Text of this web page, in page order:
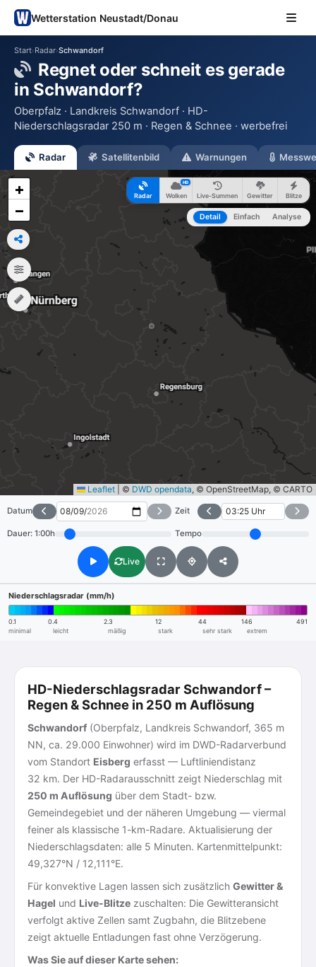
Wetterstation Neustadt/Donau
Start›Radar›Schwandorf
Regnet oder schneit es gerade
in Schwandorf?
Oberpfalz · Landkreis Schwandorf · HD-
Niederschlagsradar 250 m · Regen & Schnee · werbefrei
Radar Satellitenbild Warnungen
Radar Wolken
HD
Live-Summen Gewitter Blitze
Detail Einfach Analyse
+
−
Leaflet © DWD opendata, © OpenStreetMap, © CARTO
Datum Zeit
Dauer: 1:00h Tempo
Live
Niederschlagsradar (mm/h)
0.1 0.4 2.3 12 44 146
491
minimal
leicht mäßig stark sehr stark extrem
HD-Niederschlagsradar Schwandorf –
Regen & Schnee in 250 m Auflösung
Schwandorf (Oberpfalz, Landkreis Schwandorf, 365 m
NN, ca. 29.000 Einwohner) wird im DWD-Radarverbund
vom Standort Eisberg erfasst — Luftliniendistanz
32 km. Der HD-Radarausschnitt zeigt Niederschlag mit
250 m Auflösung über dem Stadt- bzw.
Gemeindegebiet und der näheren Umgebung — viermal
feiner als klassische 1-km-Radare. Aktualisierung der
Niederschlagsdaten: alle 5 Minuten. Kartenmittelpunkt:
49,327°N / 12,111°E.
Für konvektive Lagen lassen sich zusätzlich Gewitter &
Hagel und Live-Blitze zuschalten: Die Gewitteransicht
verfolgt aktive Zellen samt Zugbahn, die Blitzebene
zeigt aktuelle Entladungen fast ohne Verzögerung.
Was Sie auf dieser Karte sehen: